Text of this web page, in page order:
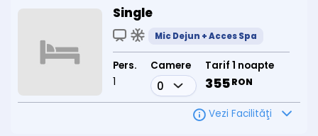
Single
Mic Dejun + Acces Spa
Pers.
1
Camere Tarif 1 noapte
355RON
Vezi Facilităţi